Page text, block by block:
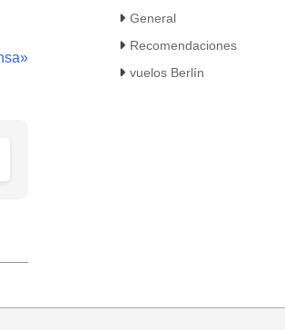
»
General
Recomendaciones
vuelos Berlín